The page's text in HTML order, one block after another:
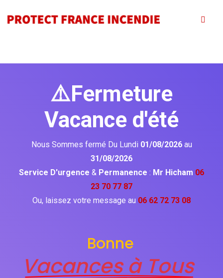
⚠️Fermeture
Vacance d'été
Nous Sommes fermé Du Lundi 01/08/2026 au
31/08/2026
Service D'urgence & Permanence : Mr Hicham 06
23 70 77 87
Ou, laissez votre message au 06 62 72 73 08
Bonne
Vacances à Tous